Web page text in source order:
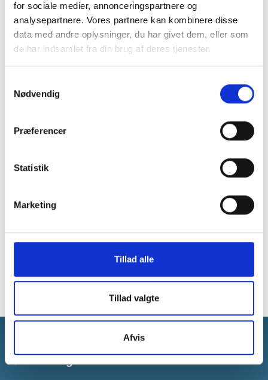
for sociale medier, annonceringspartnere og
analysepartnere. Vores partnere kan kombinere disse
data med andre oplysninger, du har givet dem, eller som
de har indsamlet fra din brug af deres tjenester.
Nødvendig
Præferencer
Statistik
Marketing
Tillad alle
Tillad valgte
Afvis
6400 Sønderborg
Telefontider:
Mandag - onsdag: 10.00 - 14.00
Torsdag: 10.00 - 17.00
Fredag: 10.00 - 14.00